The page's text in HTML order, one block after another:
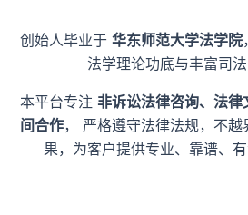
创始人毕业于 华东师范大学法学院
法学理论功底与丰富司法
本平台专注 非诉讼法律咨询、法
间合作， 严格遵守法律法规，不越
果，为客户提供专业、靠谱、有